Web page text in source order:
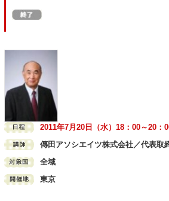
2011年7月20日（水）18：00～20：
傳田アソシエイツ株式会社／代表
全域
東京